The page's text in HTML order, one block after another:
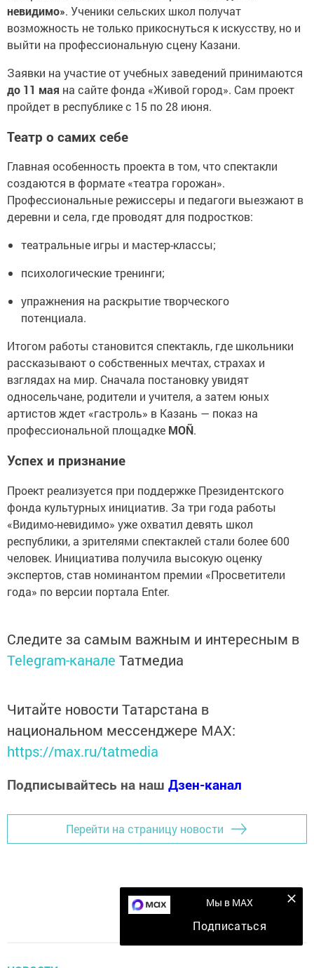
невидимо». Ученики сельских школ получат
возможность не только прикоснуться к искусству, но и
выйти на профессиональную сцену Казани.
Заявки на участие от учебных заведений принимаются
до 11 мая на сайте фонда «Живой город». Сам проект
пройдет в республике с 15 по 28 июня.
Театр о самих себе
Главная особенность проекта в том, что спектакли
создаются в формате «театра горожан».
Профессиональные режиссеры и педагоги выезжают в
деревни и села, где проводят для подростков:
театральные игры и мастер-классы;
психологические тренинги;
упражнения на раскрытие творческого
потенциала.
Итогом работы становится спектакль, где школьники
рассказывают о собственных мечтах, страхах и
взглядах на мир. Сначала постановку увидят
односельчане, родители и учителя, а затем юных
артистов ждет «гастроль» в Казань — показ на
профессиональной площадке MOÑ.
Успех и признание
Проект реализуется при поддержке Президентского
фонда культурных инициатив. За три года работы
«Видимо-невидимо» уже охватил девять школ
республики, а зрителями спектаклей стали более 600
человек. Инициатива получила высокую оценку
экспертов, став номинантом премии «Просветители
года» по версии портала Enter.
Следите за самым важным и интересным в
Telegram-канале Татмедиа
Читайте новости Татарстана в
национальном мессенджере MАХ:
https://max.ru/tatmedia
Подписывайтесь на наш Дзен-канал
Перейти на страницу новости
Мы в MAX
Подписаться